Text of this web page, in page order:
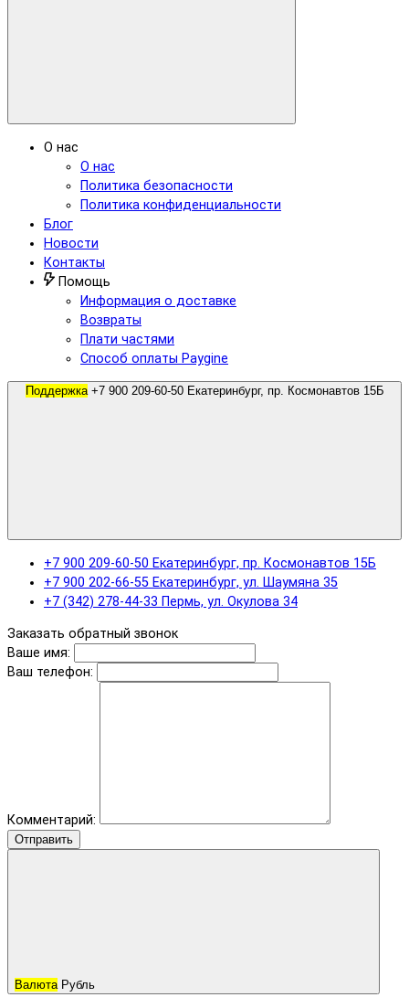
О нас
О нас
Политика безопасности
Политика конфиденциальности
Блог
Новости
Контакты
Помощь
Информация о доставке
Возвраты
Плати частями
Способ оплаты Paygine
Поддержка
+7 900 209-60-50 Екатеринбург, пр. Космонавтов 15Б
+7 900 202-66-55 Екатеринбург, ул. Шаумяна 35
+7 (342) 278-44-33 Пермь, ул. Окулова 34
Заказать обратный звонок
Ваше имя:
Ваш телефон:
Комментарий:
Отправить
Валюта Рубль